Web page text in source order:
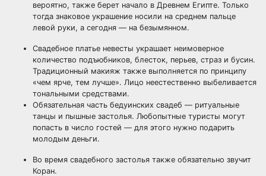
вероятно, также берет начало в Древнем Египте. Только
тогда знаковое украшение носили на среднем пальце
левой руки, а сегодня — на безымянном.
Свадебное платье невесты украшает неимоверное
количество подъюбников, блесток, перьев, страз и бусин.
Традиционный макияж также выполняется по принципу
«чем ярче, тем лучше». Лицо неестественно выбеливается
тональными средствами.
Обязательная часть бедуинских свадеб — ритуальные
танцы и пышные застолья. Любопытные туристы могут
попасть в число гостей — для этого нужно подарить
молодым деньги.
Во время свадебного застолья также обязательно звучит
Коран.